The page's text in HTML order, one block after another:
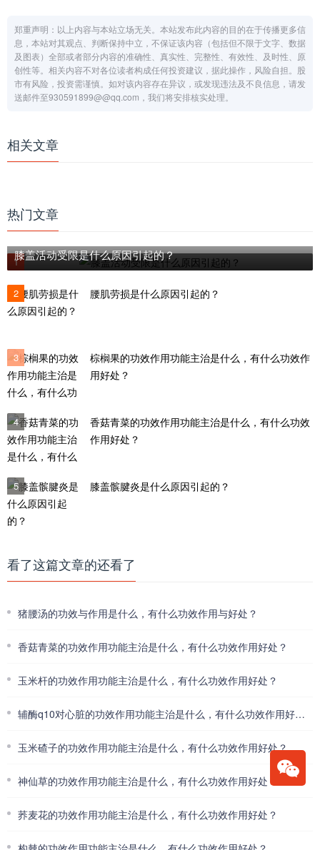
郑重声明：以上内容与本站立场无关。本站发布此内容的目的在于传播更多信
息，本站对其观点、判断保持中立，不保证该内容（包括但不限于文字、数据
及图表）全部或者部分内容的准确性、真实性、完整性、有效性、及时性、原
创性等。相关内容不对各位读者构成任何投资建议，据此操作，风险自担。股
市有风险，投资需谨慎。如对该内容存在异议，或发现违法及不良信息，请发
送邮件至930591899@@qq.com，我们将安排核实处理。
相关文章
热门文章
1
膝盖活动受限是什么原因引起的？
2 腰肌劳损是什么原因引起的？
3
棕榈果的功效作用功能主治是什么，有什么功效作
用好处？
4
香菇青菜的功效作用功能主治是什么，有什么功效
作用好处？
5 膝盖髌腱炎是什么原因引起的？
看了这篇文章的还看了
猪腰汤的功效与作用是什么，有什么功效作用与好处？
香菇青菜的功效作用功能主治是什么，有什么功效作用好处？
玉米杆的功效作用功能主治是什么，有什么功效作用好处？
辅酶q10对心脏的功效作用功能主治是什么，有什么功效作用好处？
玉米碴子的功效作用功能主治是什么，有什么功效作用好处？
神仙草的功效作用功能主治是什么，有什么功效作用好处？
荞麦花的功效作用功能主治是什么，有什么功效作用好处？